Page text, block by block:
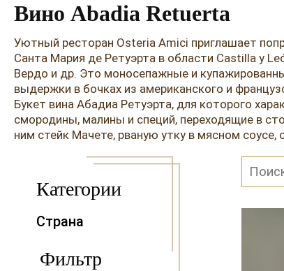
Вино Abadia Retuerta
Уютный ресторан Osteria Amici приглашает
Санта Мария де Ретуэрта в области Castilla y
Вердо и др. Это моносепажные и
выдержки в бочках из американского и
Букет вина Абадиа Ретуэрта, для которого
смородины, малины и специй, переходящие в
ним стейк Мачете, рваную утку в мясном
Категории
Страна
Австрия
Фильтр